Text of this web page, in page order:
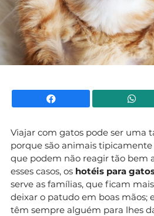
Facebook
Viajar com gatos pode ser uma
porque são animais
que podem não reagir tão bem
esses casos, os hotéis para
serve as famílias, que ficam
deixar o patudo em boas mãos;
têm sempre alguém para lhes